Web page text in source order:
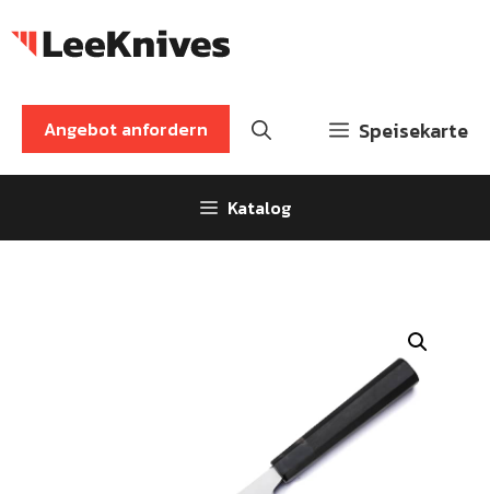
Inhalt
Speisekarte
Angebot anfordern
Katalog